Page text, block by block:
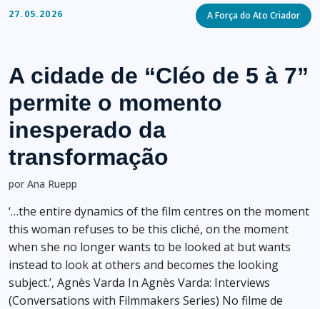
27.05.2026 Categories
A Força do Ato Criador
A cidade de “Cléo de 5 à 7”
permite o momento
inesperado da
transformação
por Ana Ruepp
‘…the entire dynamics of the film centres on the moment
this woman refuses to be this cliché, on the moment
when she no longer wants to be looked at but wants
instead to look at others and becomes the looking
subject.’, Agnès Varda In Agnès Varda: Interviews
(Conversations with Filmmakers Series) No filme de